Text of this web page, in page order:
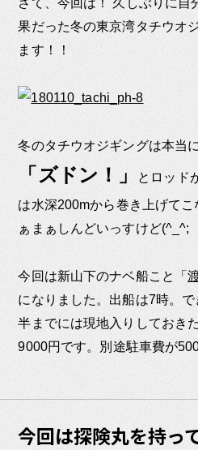
果だった冬の東京湾タチウオ
ます！！
冬のタチウオジギングは本当
「ズドン！」
とロッド
は水深200mから巻き上げて
ぁまぁしんどいっすけど(^_^;
今回は新山下のナベ船こと「
になりました。出船は7時。
半までには現地入りしておき
9000円です。別途駐車費が
今回は探険丸を持っ